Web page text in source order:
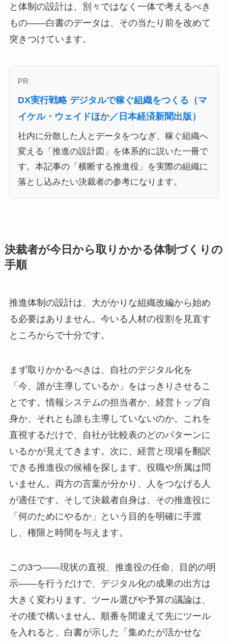
と体制の設計は、別々ではなく一体で考えるべき
もの――白書のデータは、その当たり前を改めて
突きつけています。
PR
DX実行戦略 デジタルで稼ぐ組織をつくる（マ
イケル・ウェイドほか／日本経済新聞出版）
社内に分散した人とデータをつなぎ、稼ぐ組織へ
変える「推進の設計図」を体系的に説いた一冊で
す。本記事の「横断する推進役」を実際の組織に
落とし込みたい決裁者の参考になります。
決裁者が今日から取りかかる体制づくりの
手順
推進体制の設計は、大がかりな組織改編から始め
る必要はありません。今いる人材の役割を見直す
ところからで十分です。
まず取りかかるべきは、自社のデジタル化を
「今、誰が主導しているか」をはっきりさせるこ
とです。情報システムの担当者か、経営トップ自
身か、それとも誰も主導していないのか。これを
直視するだけで、自社が比較表のどのパターンに
いるかが見えてきます。次に、経営と現場を翻訳
できる推進役の候補を探します。役職や所属は問
いません。両方の言葉が分かり、人をつなげる人
が適任です。そして決裁者自身は、その推進役に
「何のためにやるか」という目的を明確に手渡
し、権限と時間を与えます。
この3つ――現状の直視、推進役の任命、目的の明
示――を行うだけで、デジタル化の成果の出方は
大きく変わります。ツール選びや予算の議論は、
その後で構いません。順番を間違えて先にツール
を入れると、白書が示した「集めたが活かせな